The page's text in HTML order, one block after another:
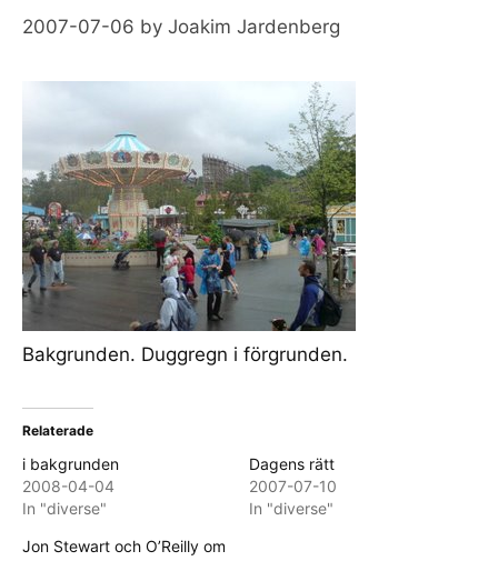
2007-07-06 by Joakim Jardenberg
Bakgrunden. Duggregn i förgrunden.
Relaterade
i bakgrunden
2008-04-04
In "diverse"
Dagens rätt
2007-07-10
In "diverse"
Jon Stewart och O’Reilly om